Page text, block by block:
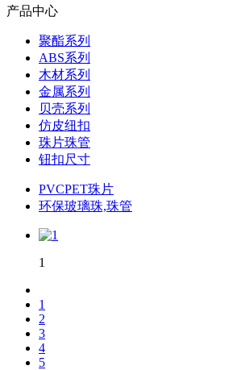
产品中心
聚酯系列
ABS系列
木材系列
金属系列
贝壳系列
仿皮纽扣
珠片珠管
钮扣尺寸
PVCPET珠片
环保玻璃珠,珠管
1
1
2
3
4
5